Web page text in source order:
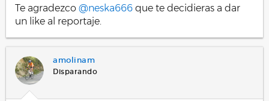
Te agradezco @neska666 que te decidieras a dar
un like al reportaje.
amolinam
Disparando